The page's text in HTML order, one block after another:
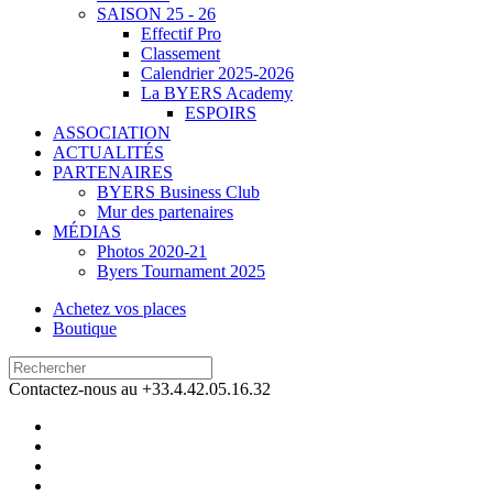
SAISON 25 - 26
Effectif Pro
Classement
Calendrier 2025-2026
La BYERS Academy
ESPOIRS
ASSOCIATION
ACTUALITÉS
PARTENAIRES
BYERS Business Club
Mur des partenaires
MÉDIAS
Photos 2020-21
Byers Tournament 2025
Achetez vos places
Boutique
Contactez-nous au +33.4.42.05.16.32